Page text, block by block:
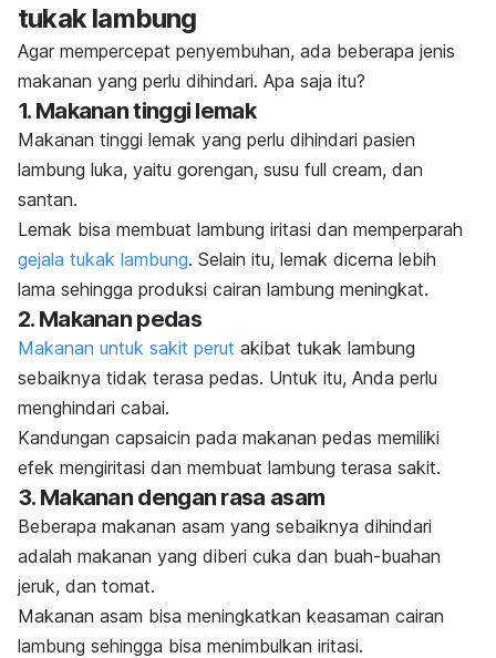
tukak lambung
Agar mempercepat penyembuhan, ada beberapa jenis
makanan yang perlu dihindari. Apa saja itu?
1. Makanan tinggi lemak
Makanan tinggi lemak yang perlu dihindari pasien
lambung luka, yaitu gorengan, susu full cream, dan
santan.
Lemak bisa membuat lambung iritasi dan memperparah
gejala tukak lambung. Selain itu, lemak dicerna lebih
lama sehingga produksi cairan lambung meningkat.
2. Makanan pedas
Makanan untuk sakit perut akibat tukak lambung
sebaiknya tidak terasa pedas. Untuk itu, Anda perlu
menghindari cabai.
Kandungan capsaicin pada makanan pedas memiliki
efek mengiritasi dan membuat lambung terasa sakit.
3. Makanan dengan rasa asam
Beberapa makanan asam yang sebaiknya dihindari
adalah makanan yang diberi cuka dan buah-buahan
jeruk, dan tomat.
Makanan asam bisa meningkatkan keasaman cairan
lambung sehingga bisa menimbulkan iritasi.